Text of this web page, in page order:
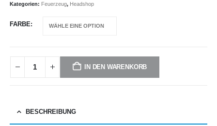
Kategorien: Feuerzeug, Headshop
FARBE
IN DEN WARENKORB
BESCHREIBUNG